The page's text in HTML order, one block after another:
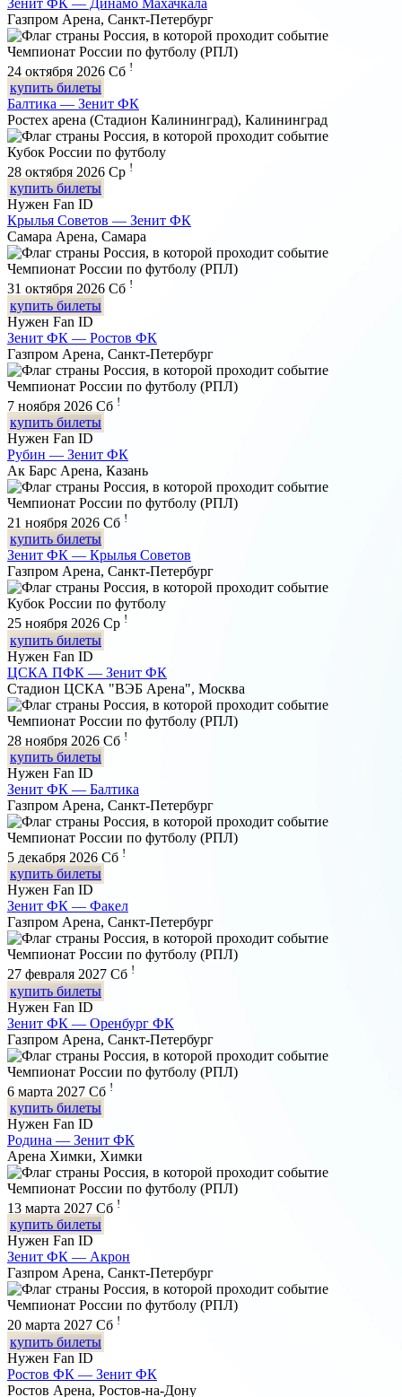
Газпром Арена, Санкт-Петербург
Чемпионат России по футболу (РПЛ)
24 октября 2026 Сб !
купить билеты
Балтика — Зенит ФК
Ростех арена (Стадион Калининград), Калининград
Кубок России по футболу
28 октября 2026 Ср !
купить билеты
Нужен Fan ID
Крылья Советов — Зенит ФК
Самара Арена, Самара
Чемпионат России по футболу (РПЛ)
31 октября 2026 Сб !
купить билеты
Нужен Fan ID
Зенит ФК — Ростов ФК
Газпром Арена, Санкт-Петербург
Чемпионат России по футболу (РПЛ)
7 ноября 2026 Сб !
купить билеты
Нужен Fan ID
Рубин — Зенит ФК
Ак Барс Арена, Казань
Чемпионат России по футболу (РПЛ)
21 ноября 2026 Сб !
купить билеты
Зенит ФК — Крылья Советов
Газпром Арена, Санкт-Петербург
Кубок России по футболу
25 ноября 2026 Ср !
купить билеты
Нужен Fan ID
ЦСКА ПФК — Зенит ФК
Стадион ЦСКА "ВЭБ Арена", Москва
Чемпионат России по футболу (РПЛ)
28 ноября 2026 Сб !
купить билеты
Нужен Fan ID
Зенит ФК — Балтика
Газпром Арена, Санкт-Петербург
Чемпионат России по футболу (РПЛ)
5 декабря 2026 Сб !
купить билеты
Нужен Fan ID
Зенит ФК — Факел
Газпром Арена, Санкт-Петербург
Чемпионат России по футболу (РПЛ)
27 февраля 2027 Сб !
купить билеты
Нужен Fan ID
Зенит ФК — Оренбург ФК
Газпром Арена, Санкт-Петербург
Чемпионат России по футболу (РПЛ)
6 марта 2027 Сб !
купить билеты
Нужен Fan ID
Родина — Зенит ФК
Арена Химки, Химки
Чемпионат России по футболу (РПЛ)
13 марта 2027 Сб !
купить билеты
Нужен Fan ID
Зенит ФК — Акрон
Газпром Арена, Санкт-Петербург
Чемпионат России по футболу (РПЛ)
20 марта 2027 Сб !
купить билеты
Нужен Fan ID
Ростов ФК — Зенит ФК
Ростов Арена, Ростов-на-Дону